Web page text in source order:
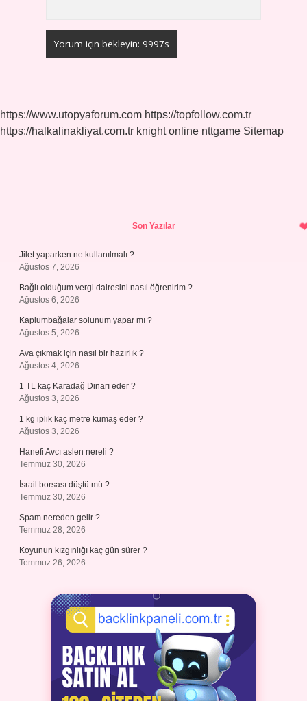
https://www.utopyaforum.com https://topfollow.com.tr
https://halkalinakliyat.com.tr knight online nttgame Sitemap
Son Yazılar
Jilet yaparken ne kullanılmalı ?
Ağustos 7, 2026
Bağlı olduğum vergi dairesini nasıl öğrenirim ?
Ağustos 6, 2026
Kaplumbağalar solunum yapar mı ?
Ağustos 5, 2026
Ava çıkmak için nasıl bir hazırlık ?
Ağustos 4, 2026
1 TL kaç Karadağ Dinarı eder ?
Ağustos 3, 2026
1 kg iplik kaç metre kumaş eder ?
Ağustos 3, 2026
Hanefi Avcı aslen nereli ?
Temmuz 30, 2026
İsrail borsası düştü mü ?
Temmuz 30, 2026
Spam nereden gelir ?
Temmuz 28, 2026
Koyunun kızgınlığı kaç gün sürer ?
Temmuz 26, 2026